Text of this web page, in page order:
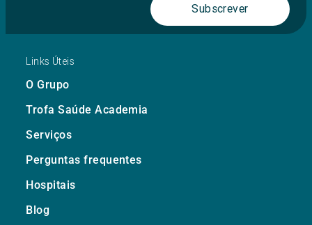
Subscrever
Links Úteis
O Grupo
Trofa Saúde Academia
Serviços
Perguntas frequentes
Hospitais
Blog